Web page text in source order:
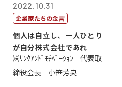
2022.10.31
企業家たちの金言
個人は自立し、一人ひとり
が自分株式会社であれ
㈱ﾘﾝｸｱﾝﾄﾞﾓﾁﾍﾞｰｼｮﾝ 代表取
締役会長 小笹芳央